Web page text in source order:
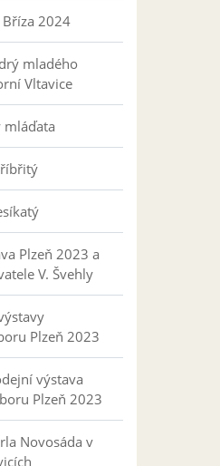
2024
mladého
Vltavice
mláďata
Plzeň 2023 a
V. Švehly
Plzeň 2023
výstava
Plzeň 2023
Novosáda v